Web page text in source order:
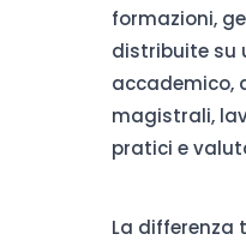
formazioni,
distribuite su
accademico,
magistrali,
pratici e
La differenza